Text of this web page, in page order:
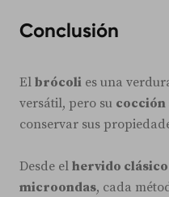
Conclusión
El brócoli es una
versátil, pero su cocción
conservar sus
Desde el hervido
microondas, cada